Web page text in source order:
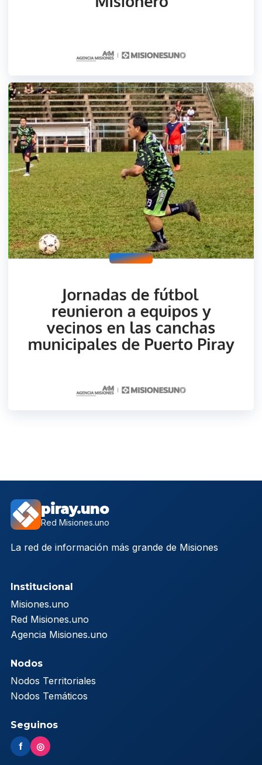
piray.uno
Red Misiones.uno
La red de información más grande de Misiones
Institucional
Misiones.uno
Red Misiones.uno
Agencia Misiones.uno
Nodos
Nodos Territoriales
Nodos Temáticos
Seguinos
f ◎